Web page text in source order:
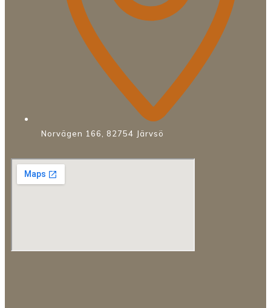
Norvägen 166, 82754 Järvsö